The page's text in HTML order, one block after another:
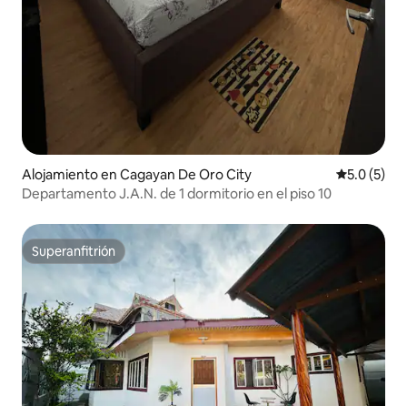
Alojamiento en Cagayan De Oro City
5.0 (5)
Departamento J.A.N. de 1 dormitorio en el piso 10
Superanfitrión
Superanfitrión